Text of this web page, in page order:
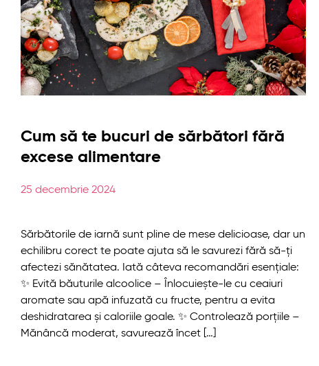
Cum să te bucuri de sărbători fără
excese alimentare
25 decembrie 2024
Sărbătorile de iarnă sunt pline de mese delicioase, dar un
echilibru corect te poate ajuta să le savurezi fără să-ți
afectezi sănătatea. Iată câteva recomandări esențiale:
✨ Evită băuturile alcoolice – Înlocuiește-le cu ceaiuri
aromate sau apă infuzată cu fructe, pentru a evita
deshidratarea și caloriile goale. ✨ Controlează porțiile –
Mănâncă moderat, savurează încet […]